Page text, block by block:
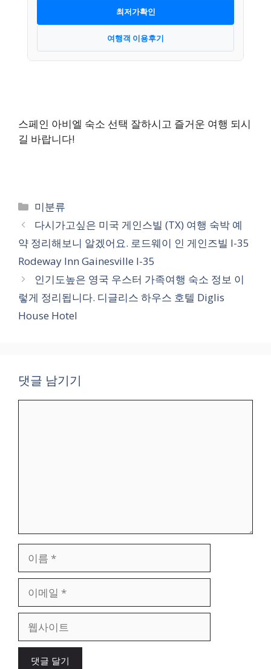
최저가확인
여행객 이용후기
스페인 아비엘 숙소 선택 잘하시고 즐거운 여행 되시
길 바랍니다!
카
테
고
리
미분류
다시가고싶은 미국 게인스빌 (TX) 여행 숙박 예
약 정리해보니 알겠어요. 로드웨이 인 게인즈빌 I-35
Rodeway Inn Gainesville I-35
인기도높은 영국 우스터 가족여행 숙소 정보 이
렇게 정리됩니다. 디글리스 하우스 호텔 Diglis
House Hotel
댓글 남기기
일
이